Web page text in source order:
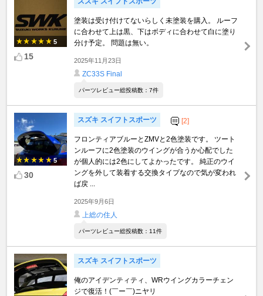
5
15
塗装は受け付けてないらしく未塗装を購入。 ルーフ
に合わせて上は黒、下はボディに合わせて白に塗り
分け予定。 問題は無い。
2025年11月23日
ZC33S Final
パーツレビュー総投稿数：7件
5
30
スズキ スイフトスポーツ [2]
フロンティアブルーとZMVと2色塗装です。 ツート
ンルーフに2色塗装のウイングが合うか心配でした
が個人的には2色にしてよかったです。 純正のウイ
ングを外して装着する交換タイプなので気が変われ
ば戻 ...
2025年9月6日
上総の住人
パーツレビュー総投稿数：11件
スズキ スイフトスポーツ
俺のアイデンティティ、WRウイングカラーチェン
ジで復活！(￣ー￣)ニヤリ